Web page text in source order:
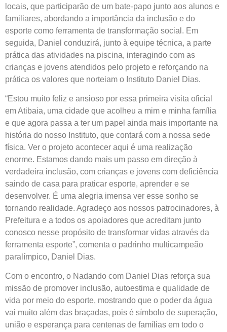
locais, que participarão de um bate-papo junto aos alunos e
familiares, abordando a importância da inclusão e do
esporte como ferramenta de transformação social. Em
seguida, Daniel conduzirá, junto à equipe técnica, a parte
prática das atividades na piscina, interagindo com as
crianças e jovens atendidos pelo projeto e reforçando na
prática os valores que norteiam o Instituto Daniel Dias.
“Estou muito feliz e ansioso por essa primeira visita oficial
em Atibaia, uma cidade que acolheu a mim e minha família
e que agora passa a ter um papel ainda mais importante na
história do nosso Instituto, que contará com a nossa sede
física. Ver o projeto acontecer aqui é uma realização
enorme. Estamos dando mais um passo em direção à
verdadeira inclusão, com crianças e jovens com deficiência
saindo de casa para praticar esporte, aprender e se
desenvolver. É uma alegria imensa ver esse sonho se
tornando realidade. Agradeço aos nossos patrocinadores, à
Prefeitura e a todos os apoiadores que acreditam junto
conosco nesse propósito de transformar vidas através da
ferramenta esporte”, comenta o padrinho multicampeão
paralímpico, Daniel Dias.
Com o encontro, o Nadando com Daniel Dias reforça sua
missão de promover inclusão, autoestima e qualidade de
vida por meio do esporte, mostrando que o poder da água
vai muito além das braçadas, pois é símbolo de superação,
união e esperança para centenas de famílias em todo o